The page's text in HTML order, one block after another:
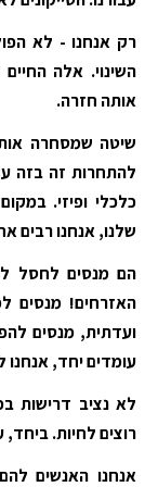
רק אנחנו - לא
השינוי. אלה
אותה חזרה.
שיטה שמסחרה
להתחרות זה בזה
כלכלי ופיזי.
שלנו, אנחנו רבים
הם מנסים לחסל
האזרחים! מנסים
ועדתית, מנסים
עומדים יחד, אנחנו
לא נציב דרישות
רוצים לחיות.
אנחנו האנשים